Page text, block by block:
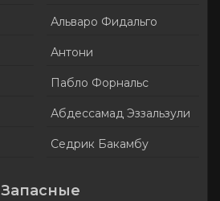
Альваро Фидальго
Антони
Пабло Форнальс
Абдессамад Эззальзули
Седрик Бакамбу
Запасные